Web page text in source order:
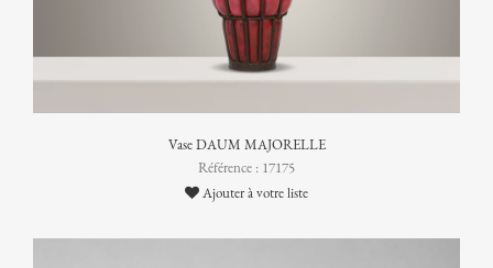
Vase DAUM MAJORELLE
Référence : 17175
Ajouter à votre liste